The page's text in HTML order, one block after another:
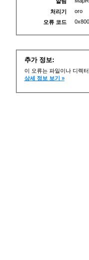
처리기
oro
오류 코드
추가 정보:
이 오류는 파일이나 디렉
상세 정보 보기 »